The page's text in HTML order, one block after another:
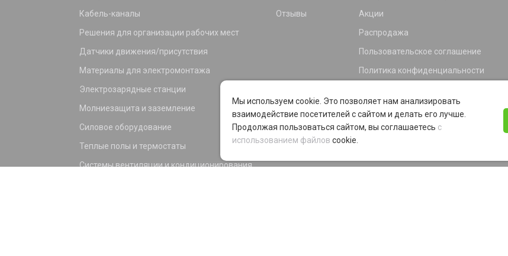
Кабель-каналы
Решения для организации рабочих мест
Датчики движения/присутствия
Материалы для электромонтажа
Электрозарядные станции
Молниезащита и заземление
Силовое оборудование
Теплые полы и термостаты
Системы вентиляции и кондиционирования
Отзывы
Акции
Распродажа
Пользовательское соглашение
Политика конфиденциальности
Программа лояльности
Мы используем cookie. Это позволяет нам анализировать
взаимодействие посетителей с сайтом и делать его лучше.
Продолжая пользоваться сайтом, вы соглашаетесь с
использованием файлов cookie.